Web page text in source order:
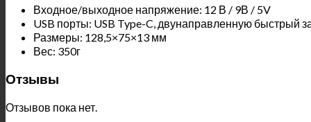
Входное/выходное напряжение: 12 В / 9В / 5V
USB порты: USB Type-C, двунаправленную быстрый
Размеры: 128,5×75×13 мм
Вес: 350г
Отзывы
Отзывов пока нет.